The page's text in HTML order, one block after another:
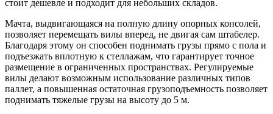
стоит дешевле и подходит для небольших складов.
Мачта, выдвигающаяся на полную длину опорных консолей,
позволяет перемещать вилы вперед, не двигая сам штабелер.
Благодаря этому он способен поднимать грузы прямо с пола и
подъезжать вплотную к стеллажам, что гарантирует точное
размещение в ограниченных пространствах. Регулируемые
вилы делают возможным использование различных типов
паллет, а повышенная остаточная грузоподъемность позволяет
поднимать тяжелые грузы на высоту до 5 м.